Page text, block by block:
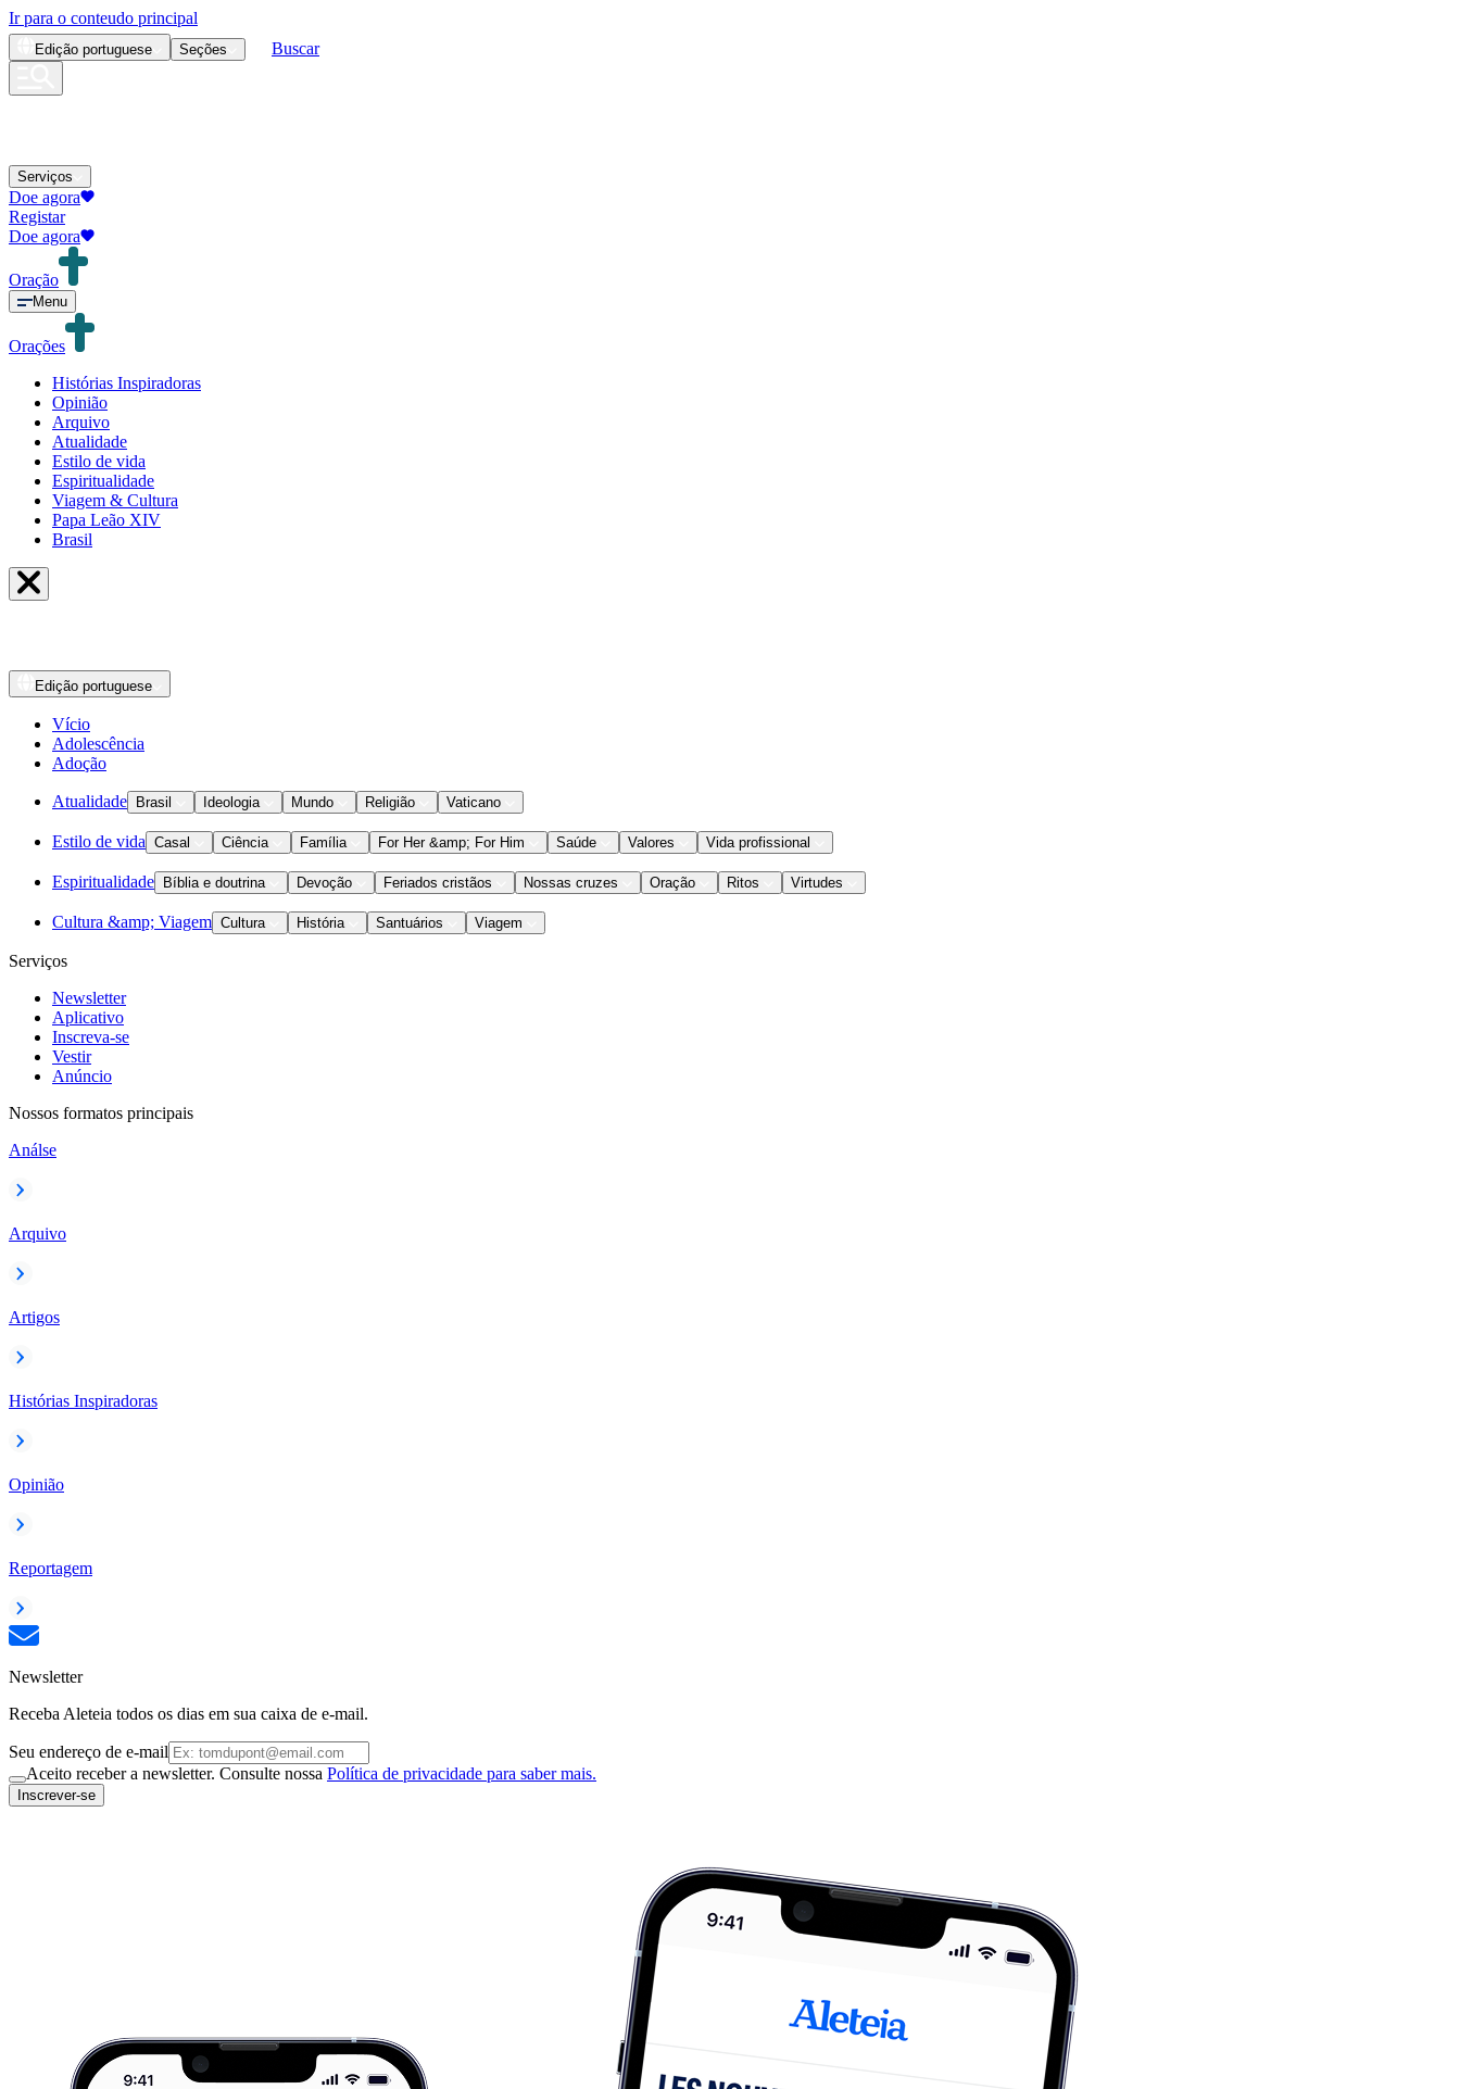
Ir para o conteudo principal
Edição portuguese Seções Buscar
Serviços
Doe agora
Registar
Doe agora
Oração
Menu
Orações
Histórias Inspiradoras
Opinião
Arquivo
Atualidade
Estilo de vida
Espiritualidade
Viagem & Cultura
Papa Leão XIV
Brasil
Edição portuguese
Vício
Adolescência
Adoção
Atualidade Brasil Ideologia Mundo Religião Vaticano
Estilo de vida Casal Ciência Família For Her &amp; For Him Saúde Valores Vida profissional
Espiritualidade Bíblia e doutrina Devoção Feriados cristãos Nossas cruzes Oração Ritos Virtudes
Cultura &amp; Viagem Cultura História Santuários Viagem
Serviços
Newsletter
Aplicativo
Inscreva-se
Vestir
Anúncio
Nossos formatos principais
Análse
Arquivo
Artigos
Histórias Inspiradoras
Opinião
Reportagem
Newsletter
Receba Aleteia todos os dias em sua caixa de e-mail.
Seu endereço de e-mail
Aceito receber a newsletter. Consulte nossa Política de privacidade para saber mais.
Inscrever-se